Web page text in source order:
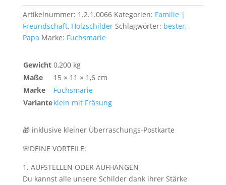
der
ganzen
Welt.
Menge
Artikelnummer: 1.2.1.0066 Kategorien: Familie |
Freundschaft, Holzschilder Schlagwörter: bester,
Papa Marke: Fuchsmarie
Gewicht 0,200 kg
Maße
15 × 11 × 1,6 cm
Marke
Fuchsmarie
Varianteklein mit Fräsung
🎁 inklusive kleiner Überraschungs-Postkarte
🌸DEINE VORTEILE:
1. AUFSTELLEN ODER AUFHÄNGEN
Du kannst alle unsere Schilder dank ihrer Stärke